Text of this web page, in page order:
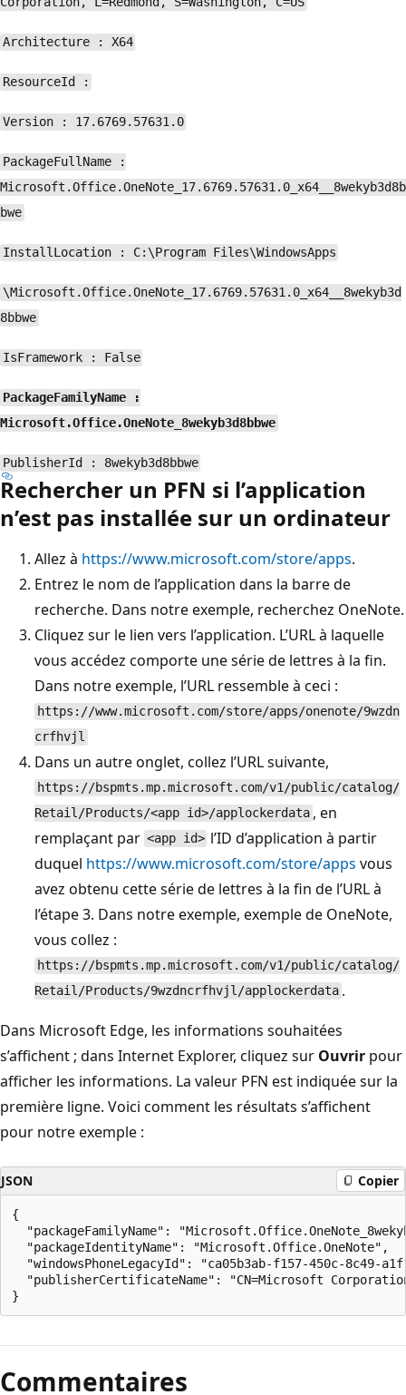
Architecture : X64
ResourceId :
Version : 17.6769.57631.0
PackageFullName :
Microsoft.Office.OneNote_17.6769.57631.0_x64__8wekyb3d8b
bwe
InstallLocation : C:\Program Files\WindowsApps
\Microsoft.Office.OneNote_17.6769.57631.0_x64__8wekyb3d
8bbwe
IsFramework : False
PackageFamilyName :
Microsoft.Office.OneNote_8wekyb3d8bbwe
PublisherId : 8wekyb3d8bbwe
Rechercher un PFN si l’application
n’est pas installée sur un ordinateur
Allez à https://www.microsoft.com/store/apps.
Entrez le nom de l’application dans la barre de
recherche. Dans notre exemple, recherchez OneNote.
Cliquez sur le lien vers l’application. L’URL à laquelle
vous accédez comporte une série de lettres à la fin.
Dans notre exemple, l’URL ressemble à ceci :
https://www.microsoft.com/store/apps/onenote/9wzdn
crfhvjl
Dans un autre onglet, collez l’URL suivante,
https://bspmts.mp.microsoft.com/v1/public/catalog/
Retail/Products/<app id>/applockerdata , en
remplaçant par <app id> l’ID d’application à partir
duquel https://www.microsoft.com/store/apps vous
avez obtenu cette série de lettres à la fin de l’URL à
l’étape 3. Dans notre exemple, exemple de OneNote,
vous collez :
https://bspmts.mp.microsoft.com/v1/public/catalog/
Retail/Products/9wzdncrfhvjl/applockerdata .
Dans Microsoft Edge, les informations souhaitées
s’affichent ; dans Internet Explorer, cliquez sur Ouvrir pour
afficher les informations. La valeur PFN est indiquée sur la
première ligne. Voici comment les résultats s’affichent
pour notre exemple :
JSON Copier
{
"packageFamilyName":
  "packageIdentityName": "Microsoft.Office.OneNote",
"windowsPhoneLegacyId": "ca05b3ab-f157-450c-8c49-
"publisherCertificateName": "CN=Microsoft
Commentaires